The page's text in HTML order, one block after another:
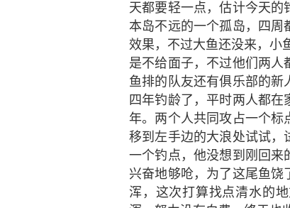
天都要轻一点，估计今天的
本岛不远的一个孤岛，四周
效果，不过大鱼还没来，小
是不给面子，不过他们两人
鱼排的队友还有俱乐部的新
四年钓龄了，平时两人都
年。两个人共同攻占一个标
移到左手边的大浪处试试，
一个钓点，他没想到刚回来
兴奋地够呛，为了这尾鱼饶
浑，这次打算找点清水的